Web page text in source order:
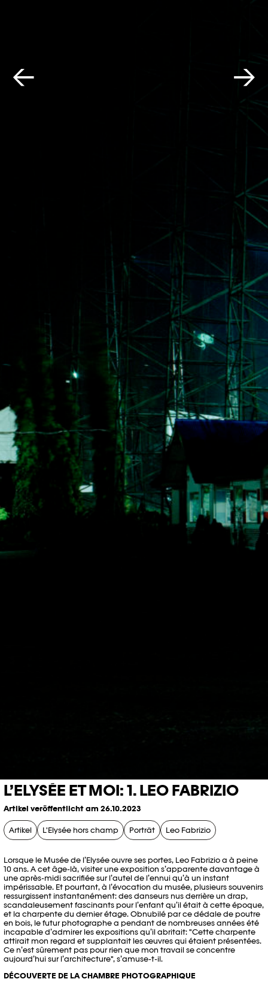
L’ELYSÉE ET MOI: 1. LEO FABRIZIO
Artikel veröffentlicht am 26.10.2023
Artikel L'Elysée hors champ Porträt Leo Fabrizio
Lorsque le Musée de l’Elysée ouvre ses portes, Leo Fabrizio a à peine
10 ans. A cet âge-là, visiter une exposition s’apparente davantage à
une après-midi sacrifiée sur l’autel de l’ennui qu’à un instant
impérissable. Et pourtant, à l’évocation du musée, plusieurs souvenirs
ressurgissent instantanément: des danseurs nus derrière un drap,
scandaleusement fascinants pour l’enfant qu’il était à cette époque,
et la charpente du dernier étage. Obnubilé par ce dédale de poutre
en bois, le futur photographe a pendant de nombreuses années été
incapable d’admirer les expositions qu’il abritait: "Cette charpente
attirait mon regard et supplantait les œuvres qui étaient présentées.
Ce n’est sûrement pas pour rien que mon travail se concentre
aujourd’hui sur l’architecture", s’amuse-t-il.
DÉCOUVERTE DE LA CHAMBRE PHOTOGRAPHIQUE